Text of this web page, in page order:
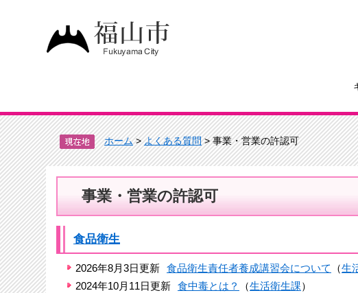
ホーム>よくある質問> 事業・営業の許認可
事業・営業の許認可
食品衛生
2026年8月3日更新 食品衛生責任者養成講習会について （生
2024年10月11日更新 食中毒とは？ （生活衛生課）